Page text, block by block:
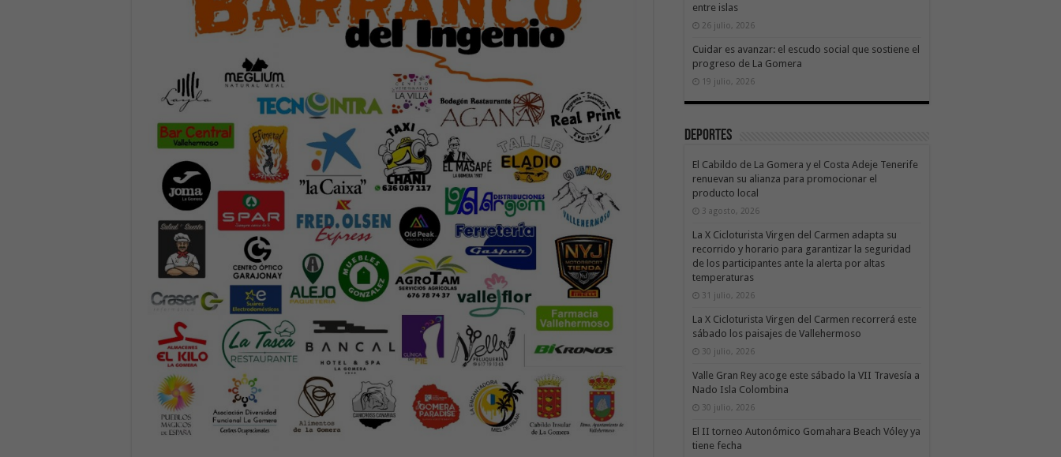
entre islas
26 julio, 2026
Cuidar es avanzar: el escudo social que sostiene el
progreso de La Gomera
19 julio, 2026
Deportes
El Cabildo de La Gomera y el Costa Adeje Tenerife
renuevan su alianza para promocionar el
producto local
3 agosto, 2026
La X Cicloturista Virgen del Carmen adapta su
recorrido y horario para garantizar la seguridad
de los participantes ante la alerta por altas
temperaturas
31 julio, 2026
La X Cicloturista Virgen del Carmen recorrerá este
sábado los paisajes de Vallehermoso
30 julio, 2026
Valle Gran Rey acoge este sábado la VII Travesía a
Nado Isla Colombina
30 julio, 2026
El II torneo Autonómico Gomahara Beach Vóley ya
tiene fecha